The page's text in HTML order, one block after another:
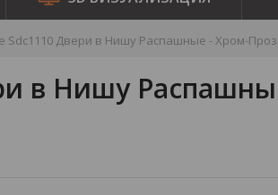
Sdc1110 Двери в Нишу Распашные - Хром-
в Нишу